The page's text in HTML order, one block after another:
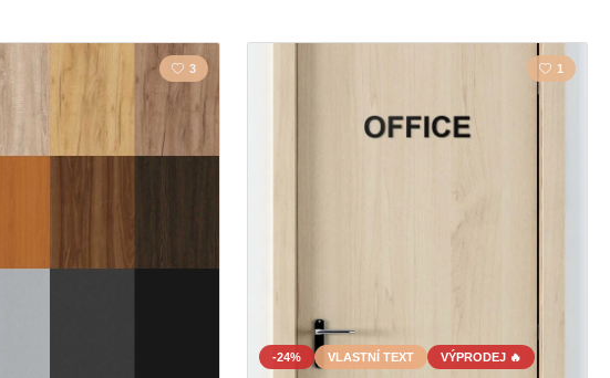
3
-24% VLASTNÍ TEXT VÝPRODEJ 🔥
1